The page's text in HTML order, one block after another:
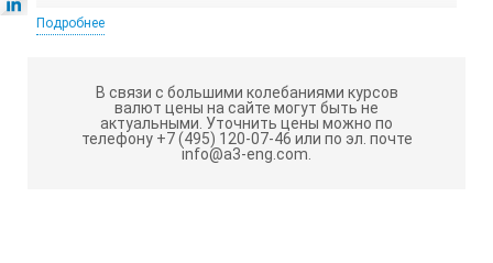
ТЕХНИЧЕСКИЕ ХАРАКТЕРИСТИКИ
KН-500:
Объём, мл
Подробнее
В связи с большими колебаниями курсов
валют цены на сайте могут быть не
актуальными. Уточнить цены можно по
телефону +7 (495) 120-07-46 или по эл. почте
info@a3-eng.com.